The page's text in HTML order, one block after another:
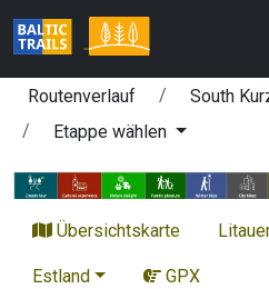
Routenverlauf
South
Etappe wählen
Übersichtskarte
Estland GPX